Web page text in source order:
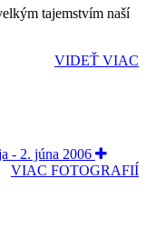
tajemstvím naší
VIDEŤ VIAC
VIAC FOTOGRAFIÍ